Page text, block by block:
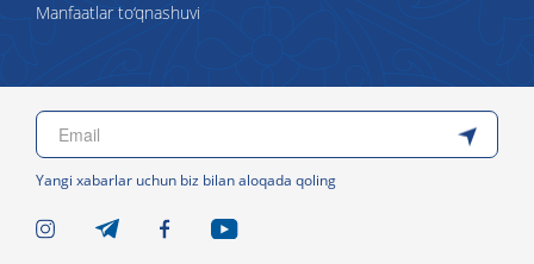
Manfaatlar to‘qnashuvi
Yangi xabarlar uchun biz bilan aloqada qoling